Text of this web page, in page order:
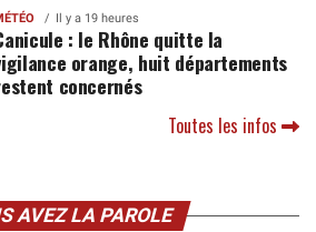
Il y a 19 heures
: le Rhône quitte la
orange, huit départements
concernés
Toutes les infos
AVEZ LA PAROLE